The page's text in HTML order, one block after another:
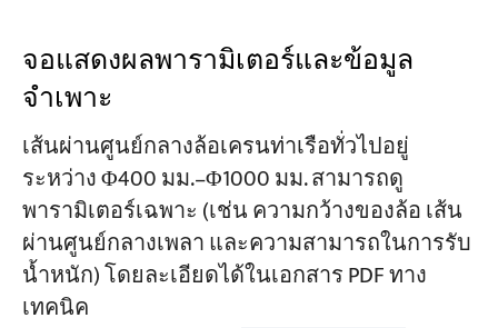
จอแสดงผลพารามิเตอร์และข้อมูล
จำเพาะ
เส้นผ่านศูนย์กลางล้อเครนท่าเรือทั่วไปอยู่
ระหว่าง Φ400 มม.–Φ1000 มม. สามารถดู
พารามิเตอร์เฉพาะ (เช่น ความกว้างของล้อ เส้น
ผ่านศูนย์กลางเพลา และความสามารถในการรับ
น้ำหนัก) โดยละเอียดได้ในเอกสาร PDF ทาง
เทคนิค